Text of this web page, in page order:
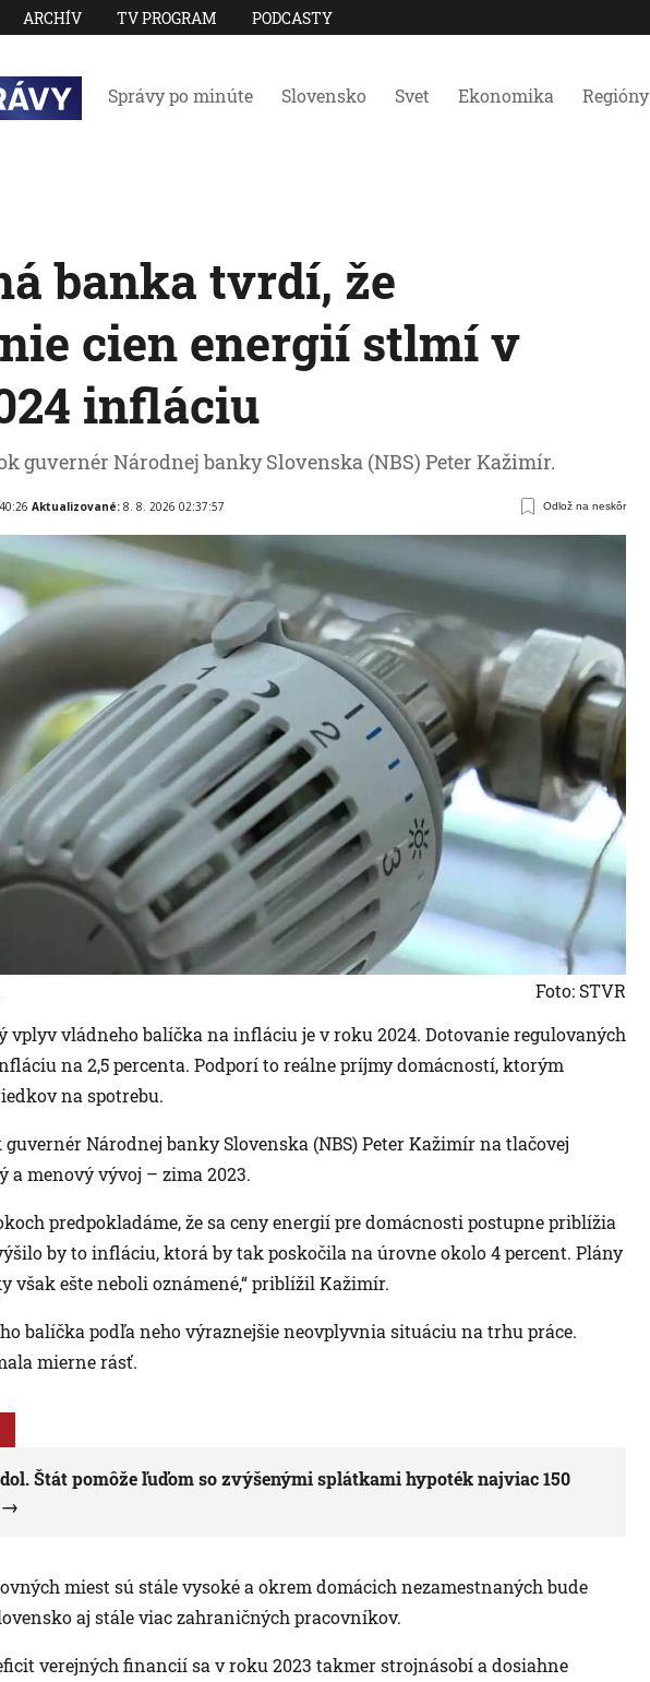
ARCHÍV TV PROGRAM PODCASTY
Správy po minúte Slovensko Svet Ekonomika Regióny
banka tvrdí, že
cien energií stlmí v
infláciu
guvernér Národnej banky Slovenska (NBS) Peter Kažimír.
Aktualizované: 8. 8. 2026 02:37:57 Odlož na neskôr
Foto: STVR
vplyv vládneho balíčka na infláciu je v roku 2024. Dotovanie regulovaných
na 2,5 percenta. Podporí to reálne príjmy domácností, ktorým
na spotrebu.
Národnej banky Slovenska (NBS) Peter Kažimír na tlačovej
a menový vývoj – zima 2023.
predpokladáme, že sa ceny energií pre domácnosti postupne priblížia
by to infláciu, ktorá by tak poskočila na úrovne okolo 4 percent. Plány
však ešte neboli oznámené,“ priblížil Kažimír.
balíčka podľa neho výraznejšie neovplyvnia situáciu na trhu práce.
mierne rásť.
Štát pomôže ľuďom so zvýšenými splátkami hypoték najviac 150
miest sú stále vysoké a okrem domácich nezamestnaných bude
aj stále viac zahraničných pracovníkov.
verejných financií sa v roku 2023 takmer strojnásobí a dosiahne